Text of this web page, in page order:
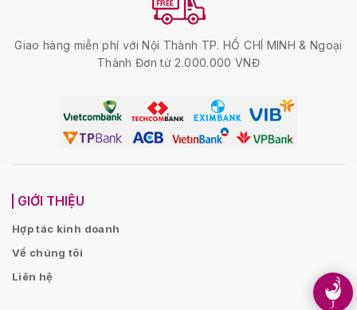
Giao hàng miễn phí với Nội Thành TP. HỒ CHÍ MINH & Ngoại
Thành Đơn từ 2.000.000 VNĐ
GIỚI THIỆU
Hợp tác kinh doanh
Về chúng tôi
Liên hệ